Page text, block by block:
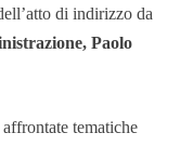
di indirizzo da
Paolo
tematiche